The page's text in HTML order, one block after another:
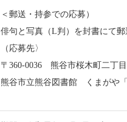
＜郵送・持参での応募）
俳句と写真（L判）を封書にて郵
（応募先〉
〒360-0036 熊谷市桜木町二丁
熊谷市立熊谷図書館 くまがや